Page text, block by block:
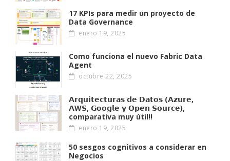
17 KPIs para medir un proyecto de
Data Governance
enero 19, 2025
Como funciona el nuevo Fabric Data
Agent
octubre 22, 2025
𝗔𝗿𝗾𝘂𝗶𝘁𝗲𝗰𝘁𝘂𝗿𝗮𝘀 𝗱𝗲 𝗗𝗮𝘁𝗼𝘀 (𝗔𝘇𝘂𝗿𝗲,
𝗔W𝗦, 𝗚𝗼𝗼𝗴𝗹𝗲 𝘆 𝗢𝗽𝗲𝗻 𝗦𝗼𝘂𝗿𝗰𝗲),
comparativa muy útil!!
enero 19, 2025
50 sesgos cognitivos a considerar en
Negocios